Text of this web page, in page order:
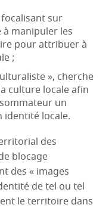
focalisant sur
manipuler les
pour attribuer à
;
», cherche
culture locale afin
un
identité locale.
des
blocage
des « images
de tel ou tel
le territoire dans